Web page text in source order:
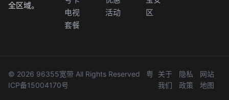
全区域。
电视
套餐
活动
区
© 2026 96355宽带 All Rights Reserved 粤
ICP备15004170号
关于
我们
隐私
政策
网站
地图